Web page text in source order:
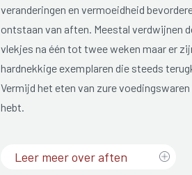
veranderingen en vermoeidheid
ontstaan van aften. Meestal verdwijnen
vlekjes na één tot twee weken maar er
hardnekkige exemplaren die steeds
Vermijd het eten van zure
hebt.
Leer meer over aften